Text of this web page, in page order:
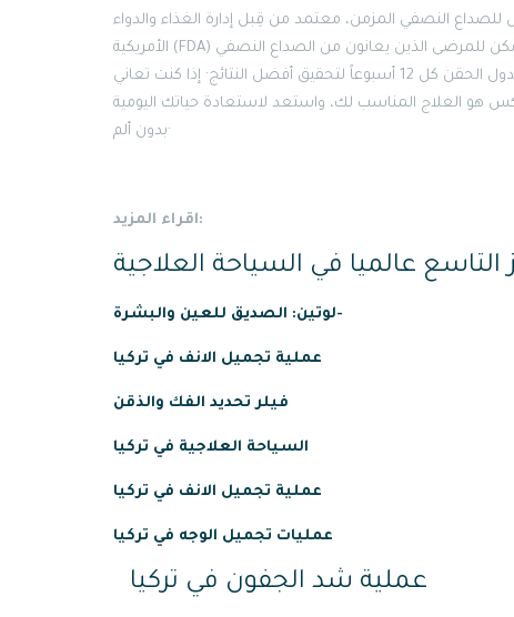
للصداع النصفي المزمن، معتمد من قِبل إدارة الغذاء والدواء
الأمريكية (FDA) منذ أكثر من عقد· بفضل قدرته على إرخاء العضلات وتقليل الألم، يمكن للمرضى الذين يعانون من الصداع النصفي
المزمن أن يستفيدوا بشكل كبير من هذه التقنية· من الضروري الالتزام بجدول الحقن كل 12 أسبوعاً لتحقيق أفضل النتائج· إذا كنت تعاني
هو العلاج المناسب لك، واستعد لاستعادة حياتك اليومية
بدون ألم·
اقراء المزيد:
التاسع عالميا في السياحة العلاجية
لوتين: الصديق للعين والبشرة-
عملية تجميل الانف في تركيا
فيلر تحديد الفك والذقن
السياحة العلاجية في تركيا
عملية تجميل الانف في تركيا
عمليات تجميل الوجه في تركيا
عملية شد الجفون في تركيا